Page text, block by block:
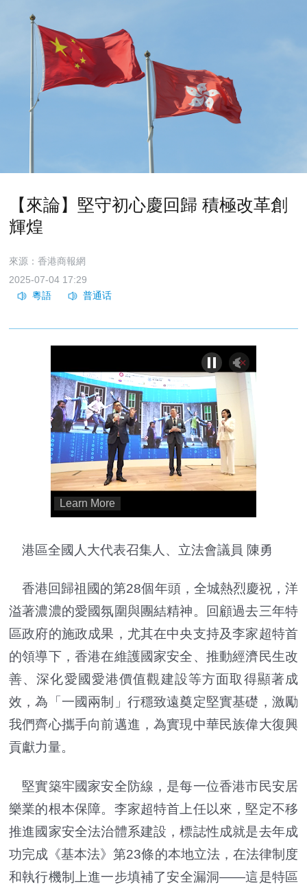
【來論】堅守初心慶回歸 積極改革創
輝煌
來源：香港商報網
2025-07-04 17:29
港區全國人大代表召集人、立法會議員 陳勇
香港回歸祖國的第28個年頭，全城熱烈慶祝，洋
溢著濃濃的愛國氛圍與團結精神。回顧過去三年特
區政府的施政成果，尤其在中央支持及李家超特首
的領導下，香港在維護國家安全、推動經濟民生改
善、深化愛國愛港價值觀建設等方面取得顯著成
效，為「一國兩制」行穩致遠奠定堅實基礎，激勵
我們齊心攜手向前邁進，為實現中華民族偉大復興
貢獻力量。
堅實築牢國家安全防線，是每一位香港市民安居
樂業的根本保障。李家超特首上任以來，堅定不移
推進國家安全法治體系建設，標誌性成就是去年成
功完成《基本法》第23條的本地立法，在法律制度
和執行機制上進一步填補了安全漏洞——這是特區